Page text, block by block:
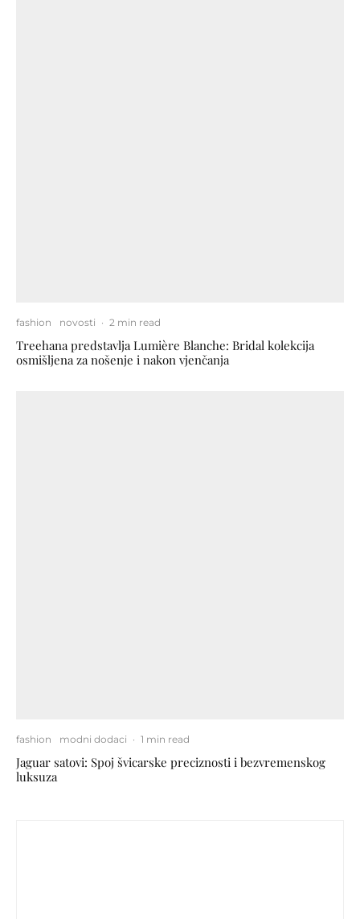
fashion novosti · 2 min read
Treehana predstavlja Lumière Blanche: Bridal kolekcija
osmišljena za nošenje i nakon vjenčanja
fashion modni dodaci · 1 min read
Jaguar satovi: Spoj švicarske preciznosti i bezvremenskog
luksuza